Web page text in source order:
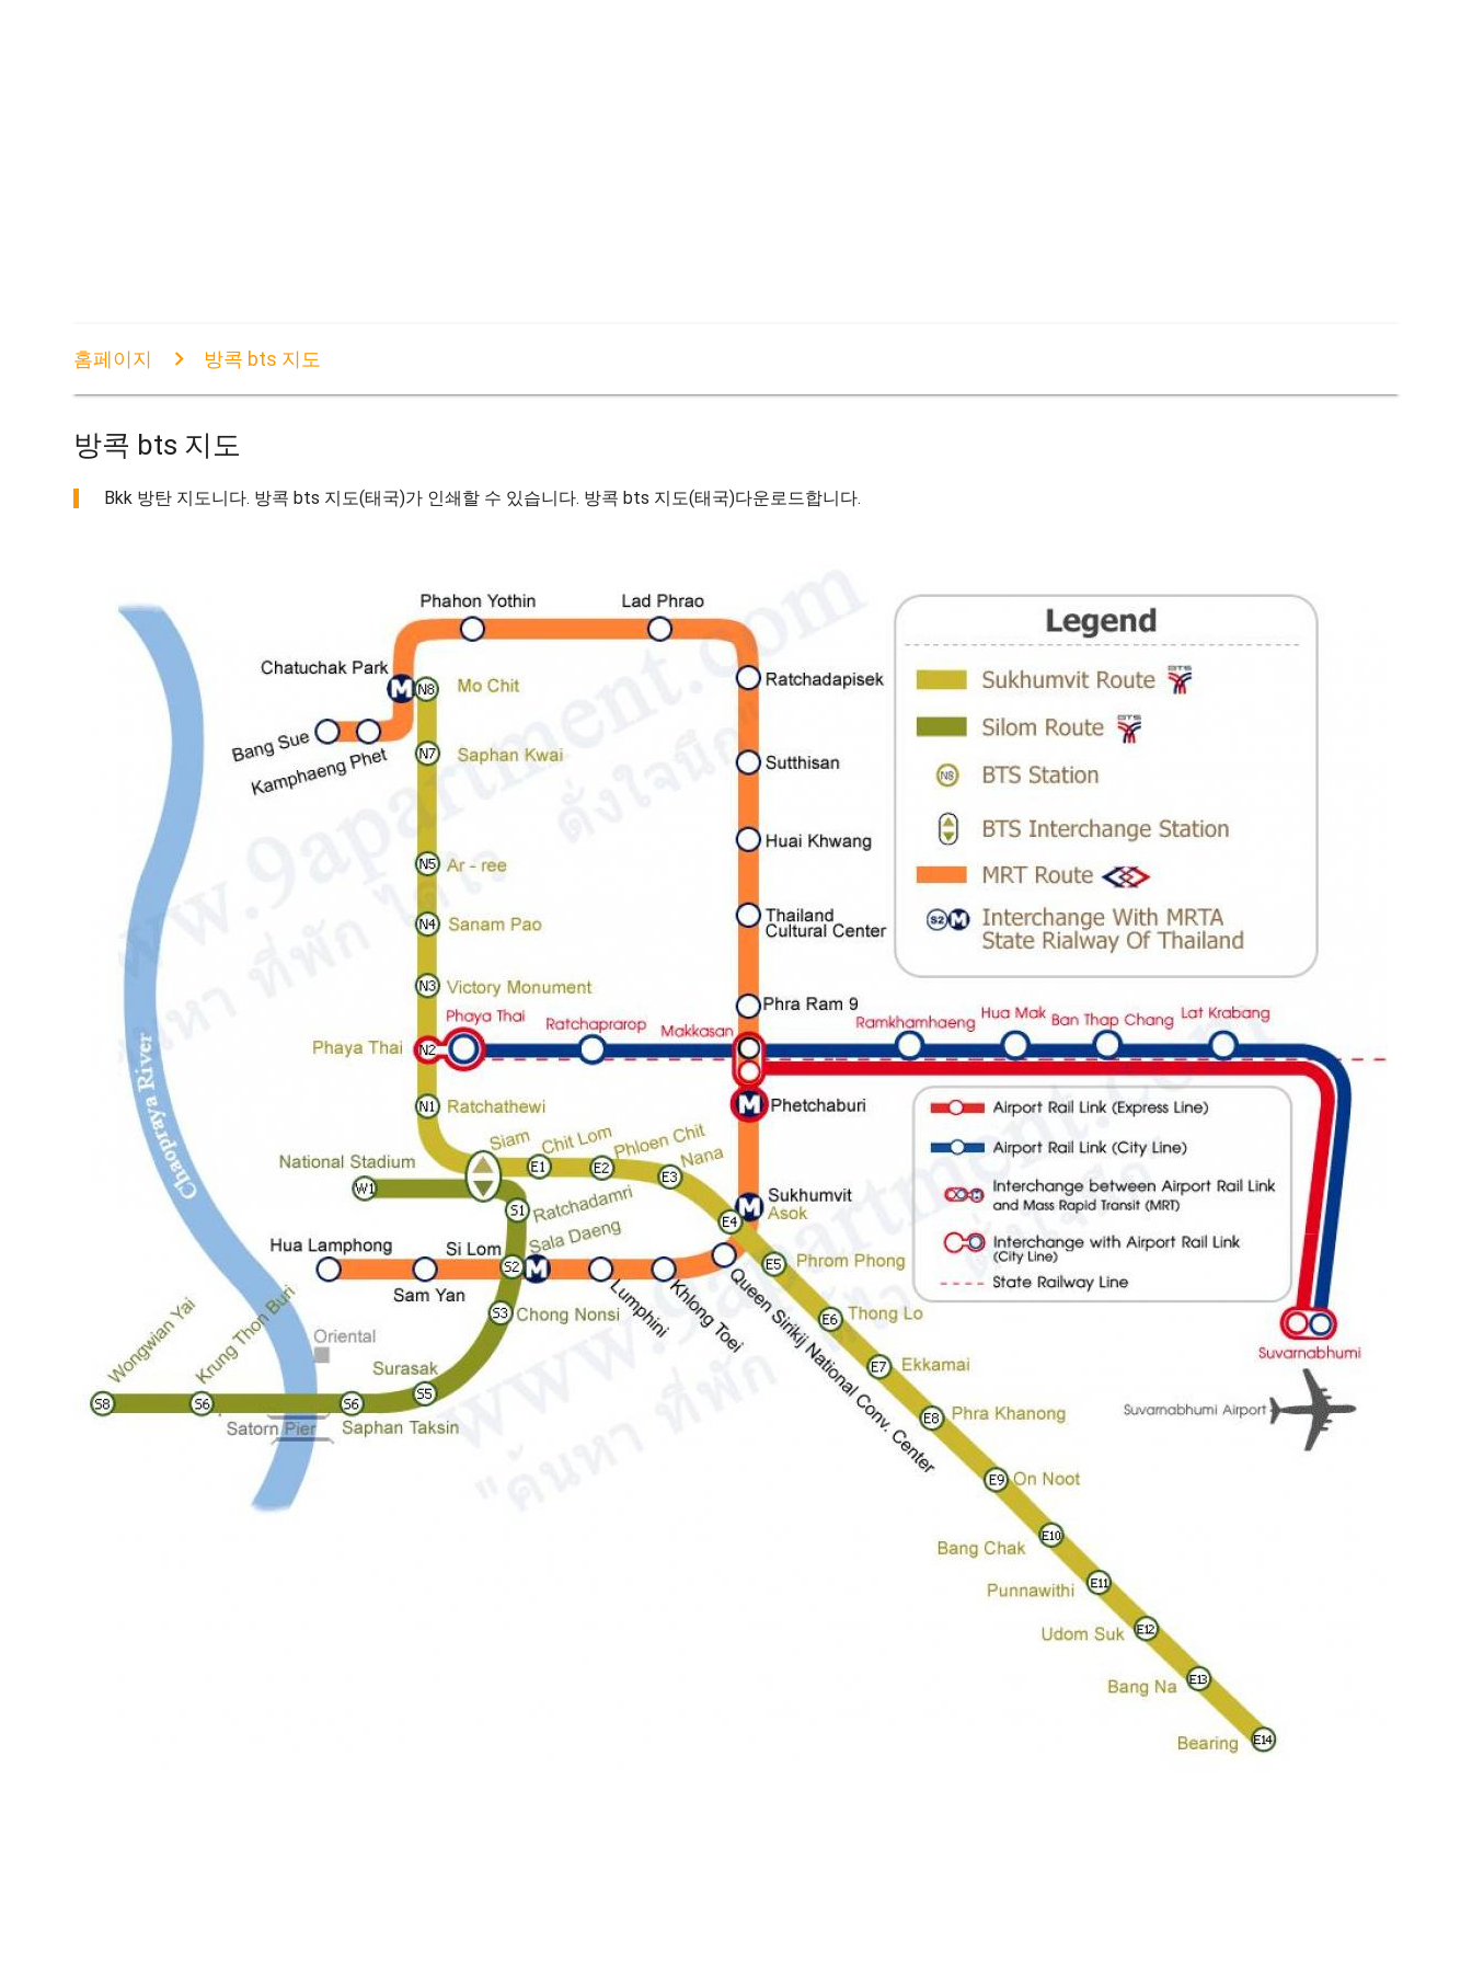
홈페이지 방콕 bts 지도
방콕 bts 지도
Bkk 방탄 지도니다. 방콕 bts 지도(태국)가 인쇄할 수 있습니다. 방콕 bts 지도(태국)다운로드합니다.